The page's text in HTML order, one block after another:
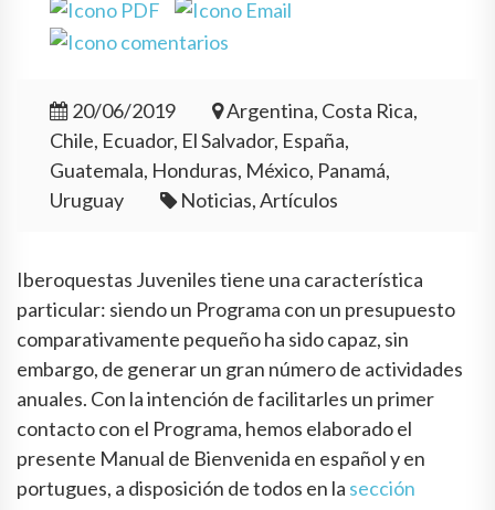
20/06/2019
Argentina, Costa Rica,
Chile, Ecuador, El Salvador, España,
Guatemala, Honduras, México, Panamá,
Uruguay
Noticias, Artículos
Iberoquestas Juveniles tiene una característica
particular: siendo un Programa con un presupuesto
comparativamente pequeño ha sido capaz, sin
embargo, de generar un gran número de actividades
anuales. Con la intención de facilitarles un primer
contacto con el Programa, hemos elaborado el
presente Manual de Bienvenida en español y en
portugues, a disposición de todos en la sección